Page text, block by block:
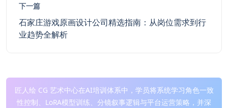
下一篇
石家庄游戏原画设计公司精选指南：从岗位需求到行
业趋势全解析
匠人绘 CG 艺术中心在AI培训体系中，学员将系统学习角色一致
性控制、LoRA模型训练、分镜叙事逻辑与平台运营策略，并深